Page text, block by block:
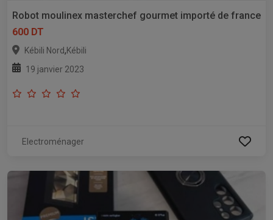
Robot moulinex masterchef gourmet importé de france
600 DT
Kébili Nord,Kébili
19 janvier 2023
Electroménager